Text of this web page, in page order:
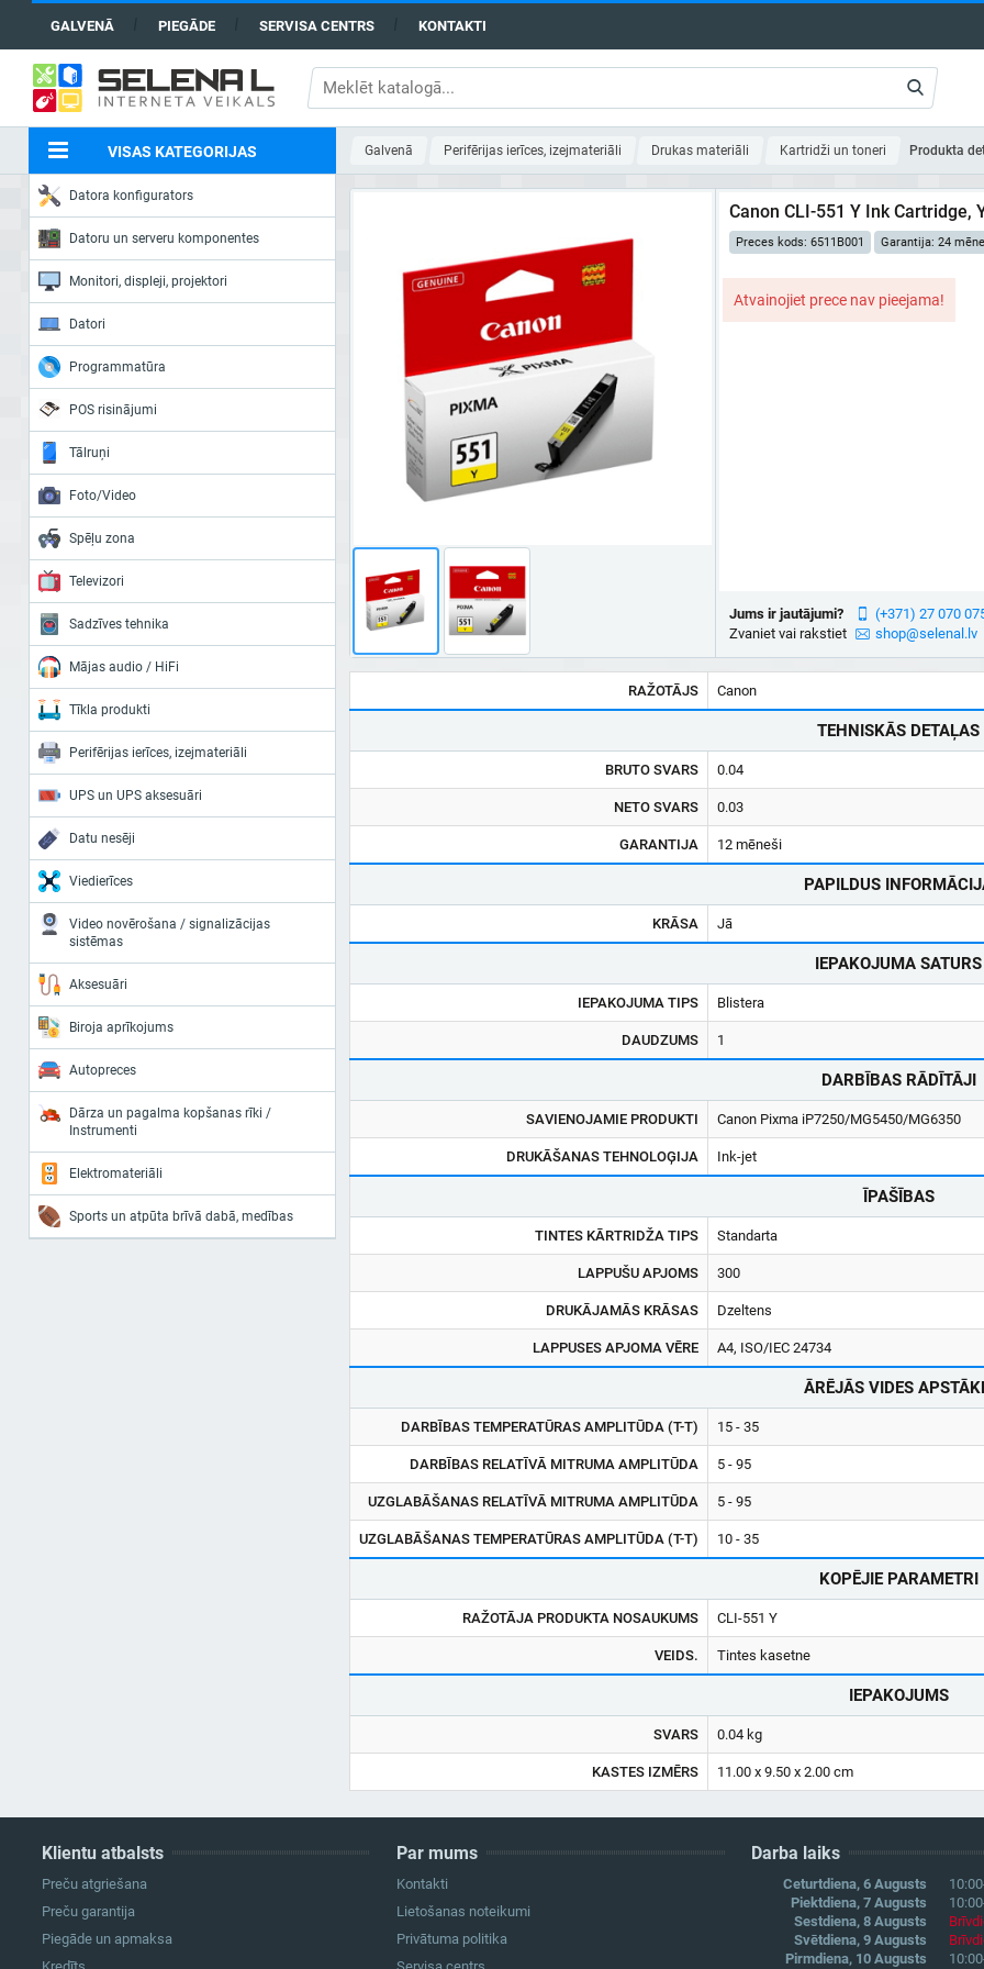
GALVENĀ PIEGĀDE SERVISA CENTRS KONTAKTI
VISAS KATEGORIJAS Galvenā Perifērijas ierīces, izejmateriāli Drukas materiāli Kartridži un toneri Produkta
Datora konfigurators
Datoru un serveru komponentes
Monitori, displeji, projektori
Datori
Programmatūra
POS risinājumi
Tālruņi
Foto/Video
Spēļu zona
Televizori
Sadzīves tehnika
Mājas audio / HiFi
Tīkla produkti
Perifērijas ierīces, izejmateriāli
UPS un UPS aksesuāri
Datu nesēji
Viedierīces
Video novērošana / signalizācijas
sistēmas
Aksesuāri
Biroja aprīkojums
Autopreces
Dārza un pagalma kopšanas rīki /
Instrumenti
Elektromateriāli
Sports un atpūta brīvā dabā, medības
Canon CLI-551 Y Ink Cartridge,
Preces kods: 6511B001 Garantija: 24
Atvainojiet prece nav pieejama!
Jums ir jautājumi?
Zvaniet vai rakstiet
(+371) 27 070
shop@selenal.lv
RAŽOTĀJS Canon
TEHNISKĀS DETAĻAS
BRUTO SVARS 0.04
NETO SVARS 0.03
GARANTIJA 12 mēneši
PAPILDUS
KRĀSA Jā
IEPAKOJUMA SATURS
IEPAKOJUMA TIPS Blistera
DAUDZUMS 1
DARBĪBAS RĀDĪTĀJI
SAVIENOJAMIE PRODUKTI Canon Pixma iP7250/MG5450/MG6350
DRUKĀŠANAS TEHNOLOĢIJA Ink-jet
ĪPAŠĪBAS
TINTES KĀRTRIDŽA TIPS Standarta
LAPPUŠU APJOMS 300
DRUKĀJAMĀS KRĀSAS Dzeltens
LAPPUSES APJOMA VĒRE A4, ISO/IEC 24734
ĀRĒJĀS VIDES
DARBĪBAS TEMPERATŪRAS AMPLITŪDA (T-T) 15 - 35
DARBĪBAS RELATĪVĀ MITRUMA AMPLITŪDA 5 - 95
UZGLABĀŠANAS RELATĪVĀ MITRUMA AMPLITŪDA 5 - 95
UZGLABĀŠANAS TEMPERATŪRAS AMPLITŪDA (T-T) 10 - 35
KOPĒJIE PARAMETRI
RAŽOTĀJA PRODUKTA NOSAUKUMS CLI-551 Y
VEIDS. Tintes kasetne
IEPAKOJUMS
SVARS 0.04 kg
KASTES IZMĒRS 11.00 x 9.50 x 2.00 cm
Klientu atbalsts
Preču atgriešana
Preču garantija
Piegāde un apmaksa
Par mums
Kontakti
Lietošanas noteikumi
Privātuma politika
Darba laiks
Ceturtdiena, 6 Augusts
Piektdiena, 7 Augusts
Sestdiena, 8 Augusts
Svētdiena, 9 Augusts
Pirmdiena, 10 Augusts